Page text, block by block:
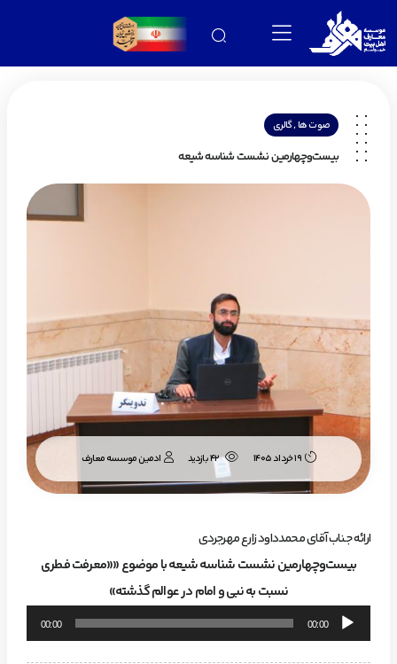
صوت ها,گالری
بیست‌وچهارمین نشست شناسه شیعه
19 خرداد 1405 42 بازدید ادمین موسسه معارف
ارائه جناب آقای محمدداود زارع مهرجردی
بیست‌وچهارمین نشست شناسه شیعه با موضوع ««معرفت فطری
نسبت به نبی و امام در عوالم گذشته»
پخش‌کننده
صوت
00:00
00:00